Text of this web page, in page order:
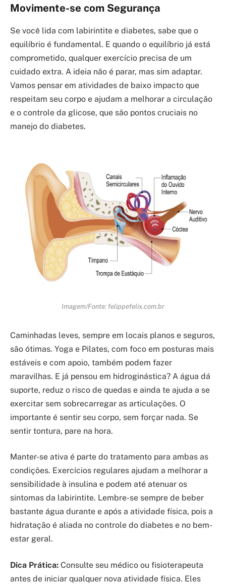
Movimente-se com Segurança
Se você lida com labirintite e diabetes, sabe que o
equilíbrio é fundamental. E quando o equilíbrio já está
comprometido, qualquer exercício precisa de um
cuidado extra. A ideia não é parar, mas sim adaptar.
Vamos pensar em atividades de baixo impacto que
respeitam seu corpo e ajudam a melhorar a circulação
e o controle da glicose, que são pontos cruciais no
manejo do diabetes.
Imagem/Fonte: felippefelix.com.br
Caminhadas leves, sempre em locais planos e seguros,
são ótimas. Yoga e Pilates, com foco em posturas mais
estáveis e com apoio, também podem fazer
maravilhas. E já pensou em hidroginástica? A água dá
suporte, reduz o risco de quedas e ainda te ajuda a se
exercitar sem sobrecarregar as articulações. O
importante é sentir seu corpo, sem forçar nada. Se
sentir tontura, pare na hora.
Manter-se ativa é parte do tratamento para ambas as
condições. Exercícios regulares ajudam a melhorar a
sensibilidade à insulina e podem até atenuar os
sintomas da labirintite. Lembre-se sempre de beber
bastante água durante e após a atividade física, pois a
hidratação é aliada no controle do diabetes e no bem-
estar geral.
Dica Prática: Consulte seu médico ou fisioterapeuta
antes de iniciar qualquer nova atividade física. Eles